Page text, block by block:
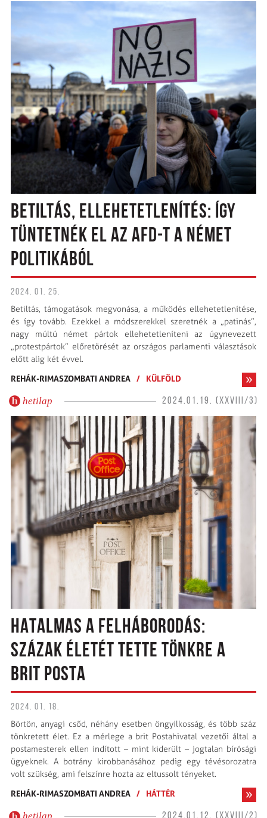
BETILTÁS, ELLEHETETLENÍTÉS: ÍGY
TÜNTETNÉK EL AZ AFD-T A NÉMET
POLITIKÁBÓL
2024. 01. 25.
Betiltás, támogatások megvonása, a működés ellehetetlenítése,
és így tovább. Ezekkel a módszerekkel szeretnék a „patinás”,
nagy múltú német pártok ellehetetleníteni az úgynevezett
„protestpártok” előretörését az országos parlamenti választások
előtt alig két évvel.
REHÁK-RIMASZOMBATI ANDREA / KÜLFÖLD
hetilap 2024.01.19. (XXVIII/3)
HATALMAS A FELHÁBORODÁS:
SZÁZAK ÉLETÉT TETTE TÖNKRE A
BRIT POSTA
2024. 01. 18.
Börtön, anyagi csőd, néhány esetben öngyilkosság, és több száz
tönkretett élet. Ez a mérlege a brit Postahivatal vezetői által a
postamesterek ellen indított – mint kiderült – jogtalan bírósági
ügyeknek. A botrány kirobbanásához pedig egy tévésorozatra
volt szükség, ami felszínre hozta az eltussolt tényeket.
REHÁK-RIMASZOMBATI ANDREA / HÁTTÉR